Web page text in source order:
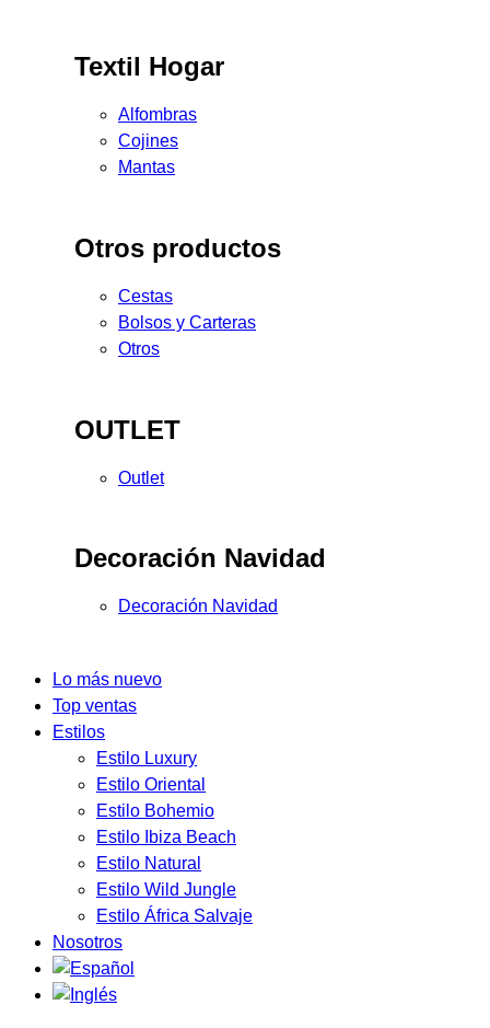
Textil Hogar
Alfombras
Cojines
Mantas
Otros productos
Cestas
Bolsos y Carteras
Otros
OUTLET
Outlet
Decoración Navidad
Decoración Navidad
Lo más nuevo
Top ventas
Estilos
Estilo Luxury
Estilo Oriental
Estilo Bohemio
Estilo Ibiza Beach
Estilo Natural
Estilo Wild Jungle
Estilo África Salvaje
Nosotros